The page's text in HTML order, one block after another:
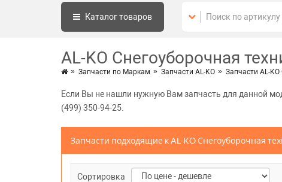
Каталогтоваров
AL-KO Снегоуборочная
Запчасти по Маркам Запчасти AL-KO Запчасти AL-
Если Вы не нашли нужную Вам запчасть для данной
(499) 350-94-25.
Запчасти подходящие к AL-KO Снегоуборочная
Сортировка